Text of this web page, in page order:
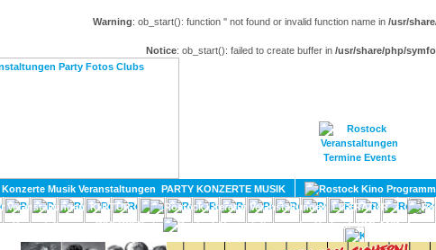
Warning: ob_start(): function '' not found or invalid function name in /usr/
Notice: ob_start(): failed to create buffer in /usr/share/php/
PARTY KONZERTE MUSIK
KULTUR
LITERATUR
DIVERSES
UMLAND